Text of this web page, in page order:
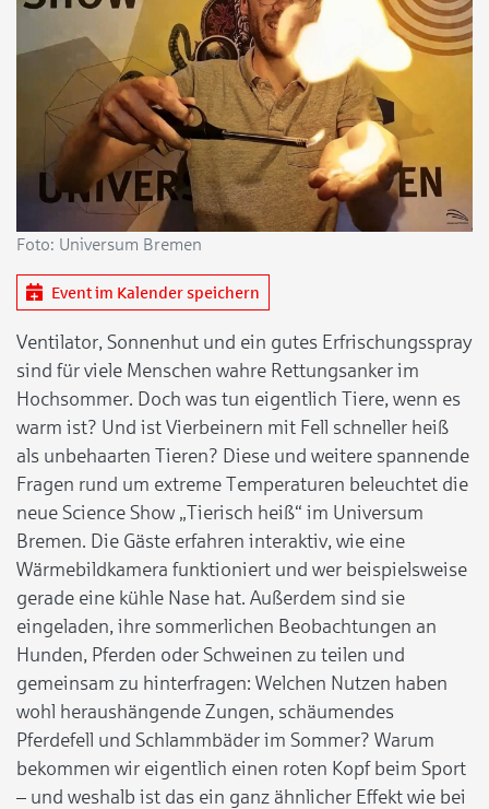
Foto: Universum Bremen
Event im Kalender speichern
Ventilator, Sonnenhut und ein gutes Erfrischungsspray
sind für viele Menschen wahre Rettungsanker im
Hochsommer. Doch was tun eigentlich Tiere, wenn es
warm ist? Und ist Vierbeinern mit Fell schneller heiß
als unbehaarten Tieren? Diese und weitere spannende
Fragen rund um extreme Temperaturen beleuchtet die
neue Science Show „Tierisch heiß“ im Universum
Bremen. Die Gäste erfahren interaktiv, wie eine
Wärmebildkamera funktioniert und wer beispielsweise
gerade eine kühle Nase hat. Außerdem sind sie
eingeladen, ihre sommerlichen Beobachtungen an
Hunden, Pferden oder Schweinen zu teilen und
gemeinsam zu hinterfragen: Welchen Nutzen haben
wohl heraushängende Zungen, schäumendes
Pferdefell und Schlammbäder im Sommer? Warum
bekommen wir eigentlich einen roten Kopf beim Sport
– und weshalb ist das ein ganz ähnlicher Effekt wie bei